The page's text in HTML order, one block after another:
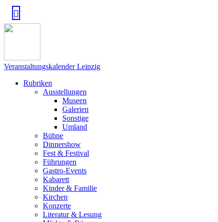
Veranstaltungskalender Leipzig
Rubriken
Ausstellungen
Museen
Galerien
Sonstige
Umland
Bühne
Dinnershow
Fest & Festival
Führungen
Gastro-Events
Kabarett
Kinder & Familie
Kirchen
Konzerte
Literatur & Lesung